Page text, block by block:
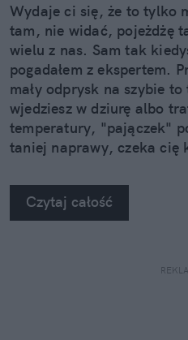
Wydaje ci się, że to tylko
tam, nie widać, pojeżdżę
wielu z nas. Sam tak
pogadałem z ekspertem.
mały odprysk na szybie
wjedziesz w dziurę albo
temperatury, "pajączek"
taniej naprawy, czeka cię
na własne oczy zobaczyć,
sobie z takimi
Czytaj całość